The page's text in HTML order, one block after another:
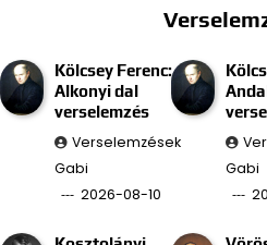
Kölcsey Ferenc:
Alkonyi dal
verselemzés
Verselemzések
Gabi
2026-08-10
Gabi